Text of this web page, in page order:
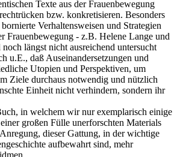
Texte aus der Frauenbewegung
bzw. konkretisieren. Besonders
Verhaltensweisen und Strategien
Frauenbewegung - z.B. Helene Lange und
längst nicht ausreichend untersucht
u.E., daß Auseinandersetzungen und
Utopien und Perspektiven, um
Ziele durchaus notwendig und nützlich
Einheit nicht verhindern, sondern ihr
in welchem wir nur exemplarisch einige
großen Fülle unerforschten Materials
dieser Gattung, in der wichtige
aufbewahrt sind, mehr